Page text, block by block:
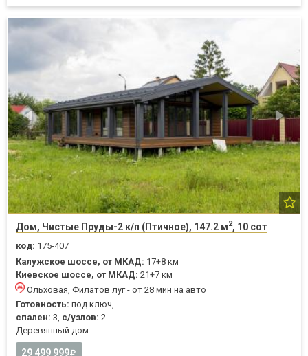
Дом, Чистые Пруды-2 к/п (Птичное), 147.2 м2, 10 сот
код: 175-407
Калужское шоссе, от МКАД: 17+8 км
Киевское шоссе, от МКАД: 21+7 км
Ольховая, Филатов луг - от 28 мин на авто
Готовность: под ключ,
спален: 3, с/узлов: 2
Деревянный дом
29 499 999